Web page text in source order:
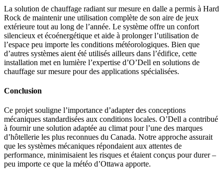
La solution de chauffage radiant sur mesure en dalle a permis à Hard
Rock de maintenir une utilisation complète de son aire de jeux
extérieure tout au long de l’année. Le système offre un confort
silencieux et écoénergétique et aide à prolonger l’utilisation de
l’espace peu importe les conditions météorologiques. Bien que
d’autres systèmes aient été utilisés ailleurs dans l’édifice, cette
installation met en lumière l’expertise d’O’Dell en solutions de
chauffage sur mesure pour des applications spécialisées.
Conclusion
Ce projet souligne l’importance d’adapter des conceptions
mécaniques standardisées aux conditions locales. O’Dell a contribué
à fournir une solution adaptée au climat pour l’une des marques
d’hôtellerie les plus reconnues du Canada. Notre approche assurait
que les systèmes mécaniques répondaient aux attentes de
performance, minimisaient les risques et étaient conçus pour durer –
peu importe ce que la météo d’Ottawa apporte.